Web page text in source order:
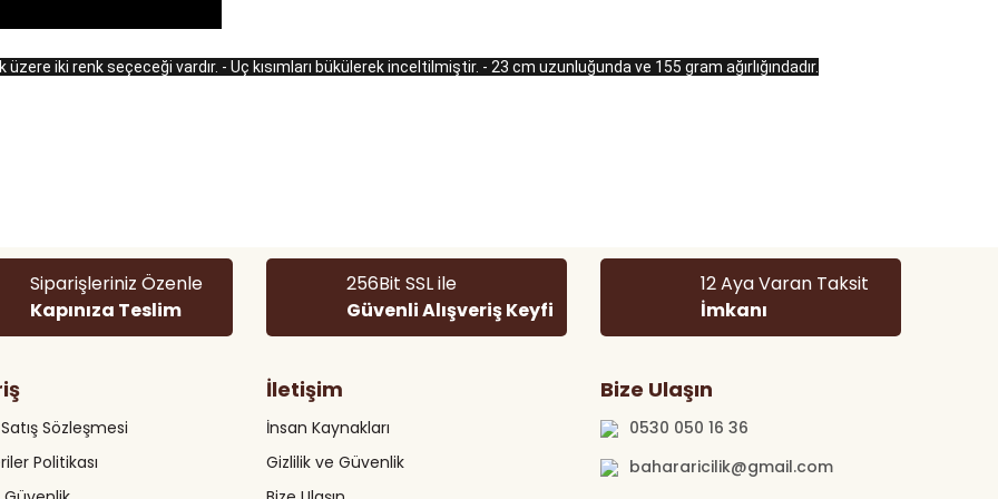
iki renk seçeceği vardır. - Uç kısımları bükülerek inceltilmiştir. - 23 cm uzunluğunda ve 155 gram ağırlığındadır.
Gönder
Siparişleriniz Özenle
Kapınıza Teslim
256Bit SSL ile
Güvenli Alışveriş Keyfi
12 Aya Varan Taksit
İmkanı
Sözleşmesi
Politikası
İletişim
İnsan Kaynakları
Gizlilik ve Güvenlik
Bize Ulaşın
0530 050 16 36
bahararicilik@gmail.com